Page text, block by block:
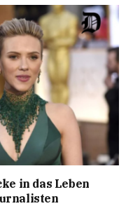
in das Leben